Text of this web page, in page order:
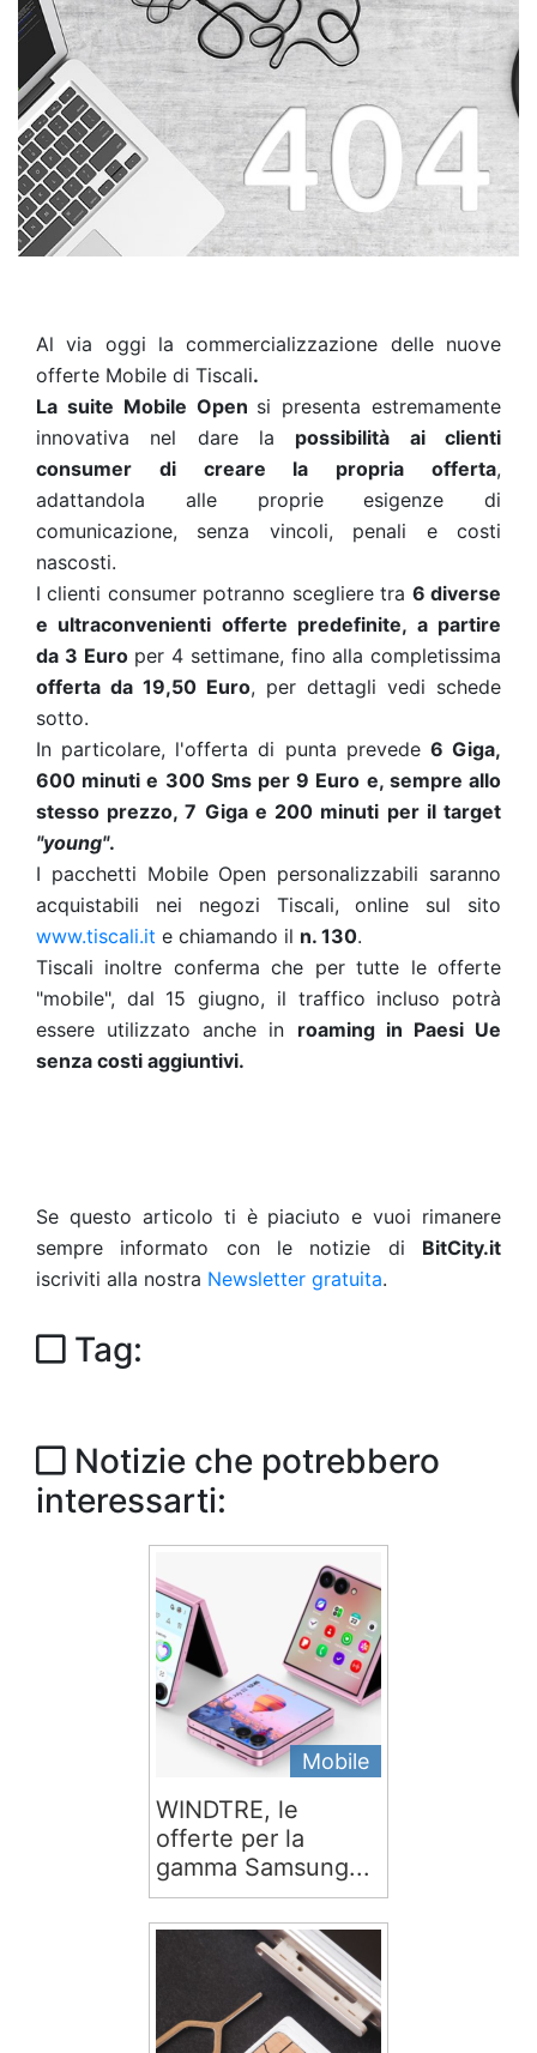
Al via oggi la commercializzazione delle nuove
offerte Mobile di Tiscali.
La suite Mobile Open si presenta estremamente
innovativa nel dare la possibilità ai clienti
consumer di creare la propria offerta,
adattandola alle proprie esigenze di
comunicazione, senza vincoli, penali e costi
nascosti.
I clienti consumer potranno scegliere tra 6 diverse
e ultraconvenienti offerte predefinite, a partire
da 3 Europer 4 settimane, fino alla completissima
offerta da 19,50 Euro, per dettagli vedi schede
sotto.
In particolare, l'offerta di punta prevede 6 Giga,
600 minuti e 300 Sms per 9 Euro e, sempre allo
stesso prezzo, 7 Giga e 200 minuti per il target
"young".
I pacchetti Mobile Open personalizzabili saranno
acquistabili nei negozi Tiscali, online sul sito
www.tiscali.it e chiamando il n. 130.
Tiscali inoltre conferma che per tutte le offerte
"mobile", dal 15 giugno, il traffico incluso potrà
essere utilizzato anche in roaming in Paesi Ue
senza costi aggiuntivi.
Se questo articolo ti è piaciuto e vuoi rimanere
sempre informato con le notizie di BitCity.it
iscriviti alla nostra Newsletter gratuita.
Tag:
Notizie che potrebbero
interessarti:
Mobile
WINDTRE, le
offerte per la
gamma Samsung...